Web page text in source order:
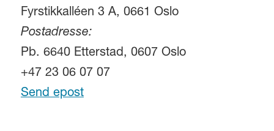
Fyrstikkalléen 3 A, 0661 Oslo
Postadresse:
Pb. 6640 Etterstad, 0607 Oslo
+47 23 06 07 07
Send epost